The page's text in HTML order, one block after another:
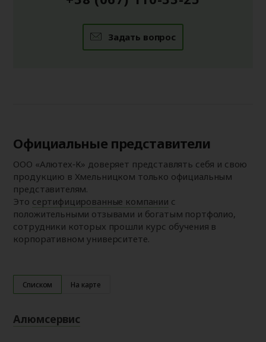
Задать вопрос
Официальные представители
ООО «Алютех‑К» доверяет представлять себя и свою
продукцию в Хмельницком только официальным
представителям.
Это сертифицированные компании с
положительными отзывами и богатым портфолио,
сотрудники которых прошли курс обучения в
корпоративном университете.
Списком На карте
Алюмсервис